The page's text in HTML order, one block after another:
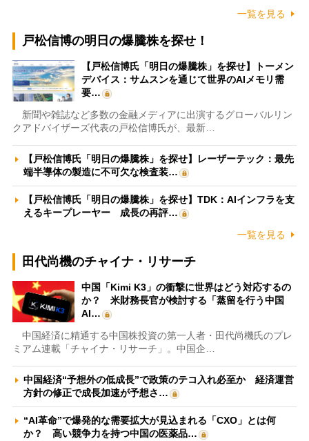
一覧を見る
戸松信博の明日の爆騰株を探せ！
【戸松信博氏「明日の爆騰株」を探せ】トーメン
デバイス：サムスンを通じて世界のAIメモリ需
要…
新聞や雑誌など多数の金融メディアに出演するグローバルリン
クアドバイザーズ代表の戸松信博氏が、最新…
【戸松信博氏「明日の爆騰株」を探せ】レーザーテック：最先
端半導体の製造に不可欠な検査装…
【戸松信博氏「明日の爆騰株」を探せ】TDK：AIインフラを支
えるキープレーヤー 成長の再評…
一覧を見る
田代尚機のチャイナ・リサーチ
中国「Kimi K3」の衝撃に世界はどう対応するの
か？ 米財務長官が検討する「蒸留を行う中国
AI…
中国経済に精通する中国株投資の第一人者・田代尚機氏のプレ
ミアム連載「チャイナ・リサーチ」。中国企…
中国経済“予想外の低成長”で政策のテコ入れ必至か 経済運営
方針の修正で成長加速が予想さ…
“AI革命”で爆発的な需要拡大が見込まれる「CXO」とは何
か？ 高い競争力を持つ中国の医薬品…